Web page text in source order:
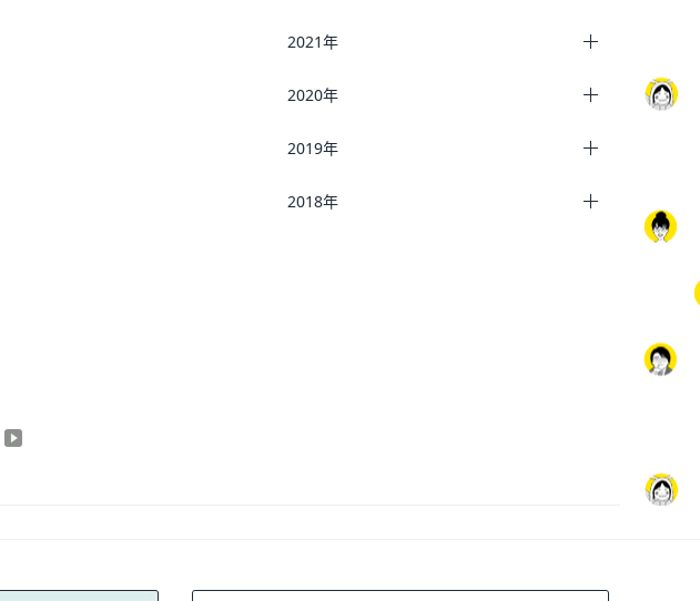
2021年
2020年
2019年
2018年